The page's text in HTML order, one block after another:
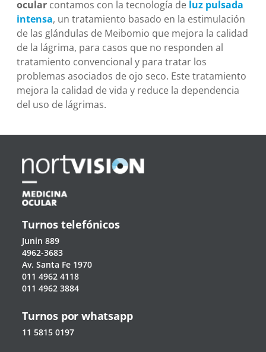
ocularcontamos con la tecnología de luz pulsada
intensa, un tratamiento basado en la estimulación
de las glándulas de Meibomio que mejora la calidad
de la lágrima, para casos que no responden al
tratamiento convencional y para tratar los
problemas asociados de ojo seco. Este tratamiento
mejora la calidad de vida y reduce la dependencia
del uso de lágrimas.
Turnos telefónicos
Junin 889
4962-3683
Av. Santa Fe 1970
011 4962 4118
011 4962 3884
Turnos por whatsapp
11 5815 0197